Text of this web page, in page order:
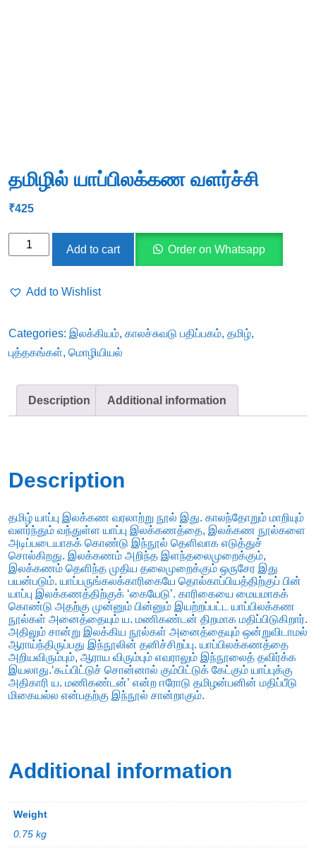
தமிழில் யாப்பிலக்கண வளர்ச்சி
₹425
தமிழில்
quantity
Add to cart Order on Whatsapp
Add to Wishlist
Categories: இலக்கியம், காலச்சுவடு பதிப்பகம், தமிழ்,
புத்தகங்கள், மொழியியல்
Description Additional information
Description
தமிழ் யாப்பு இலக்கண வரலாற்று நூல் இது. காலந்தோறும் மாறியும்
வளர்ந்தும் வந்துள்ள யாப்பு இலக்கணத்தை, இலக்கண நூல்களை
அடிப்படையாகக் கொண்டு இந்நூல் தெளிவாக எடுத்துச்
சொல்கிறது. இலக்கணம் அறிந்த இளந்தலைமுறைக்கும்,
இலக்கணம் தெளிந்த முதிய தலைமுறைக்கும் ஒருசேர இது
பயன்படும். யாப்பருங்கலக்காரிகையே தொல்காப்பியத்திற்குப் பின்
யாப்பு இலக்கணத்திற்குக் ‘கையேடு’. காரிகையை மையமாகக்
கொண்டு அதற்கு முன்னும் பின்னும் இயற்றப்பட்ட யாப்பிலக்கண
நூல்கள் அனைத்தையும் ய. மணிகண்டன் திறமாக மதிப்பிடுகிறார்.
அதிலும் சான்று இலக்கிய நூல்கள் அனைத்தையும் ஒன்றுவிடாமல்
ஆராய்ந்திருப்பது இந்நூலின் தனிச்சிறப்பு. யாப்பிலக்கணத்தை
அறியவிரும்பும், ஆராய விரும்பும் எவராலும் இந்நூலைத் தவிர்க்க
இயலாது.‘கூப்பிட்டுச் சொன்னால் கும்பிட்டுக் கேட்கும் யாப்புக்கு
அதிகாரி ய. மணிகண்டன்’ என்ற ஈரோடு தமிழன்பனின் மதிப்பீடு
மிகையல்ல என்பதற்கு இந்நூல் சான்றாகும்.
Additional information
Weight
0.75 kg